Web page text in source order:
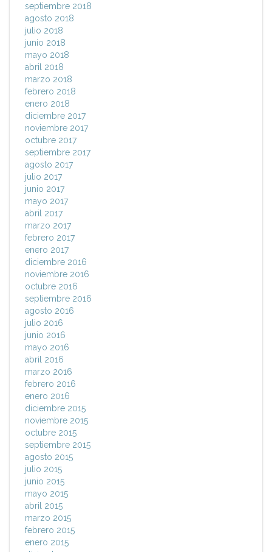
septiembre 2018
agosto 2018
julio 2018
junio 2018
mayo 2018
abril 2018
marzo 2018
febrero 2018
enero 2018
diciembre 2017
noviembre 2017
octubre 2017
septiembre 2017
agosto 2017
julio 2017
junio 2017
mayo 2017
abril 2017
marzo 2017
febrero 2017
enero 2017
diciembre 2016
noviembre 2016
octubre 2016
septiembre 2016
agosto 2016
julio 2016
junio 2016
mayo 2016
abril 2016
marzo 2016
febrero 2016
enero 2016
diciembre 2015
noviembre 2015
octubre 2015
septiembre 2015
agosto 2015
julio 2015
junio 2015
mayo 2015
abril 2015
marzo 2015
febrero 2015
enero 2015